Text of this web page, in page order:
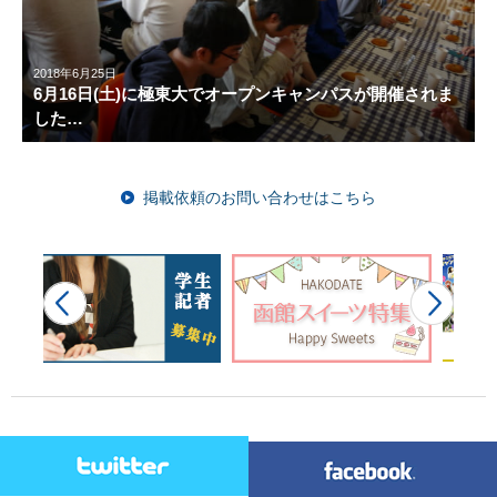
2018年6月25日
6月16日(土)に極東大でオープンキャンパスが開催されま
した…
掲載依頼のお問い合わせはこちら